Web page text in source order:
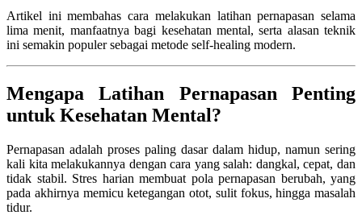
Artikel ini membahas cara melakukan latihan pernapasan selama
lima menit, manfaatnya bagi kesehatan mental, serta alasan teknik
ini semakin populer sebagai metode self-healing modern.
Mengapa Latihan Pernapasan Penting
untuk Kesehatan Mental?
Pernapasan adalah proses paling dasar dalam hidup, namun sering
kali kita melakukannya dengan cara yang salah: dangkal, cepat, dan
tidak stabil. Stres harian membuat pola pernapasan berubah, yang
pada akhirnya memicu ketegangan otot, sulit fokus, hingga masalah
tidur.